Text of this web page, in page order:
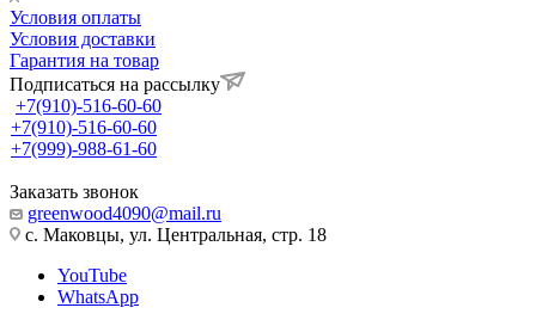
Условия оплаты
Условия доставки
Гарантия на товар
Подписаться на рассылку
+7(910)-516-60-60
+7(910)-516-60-60
+7(999)-988-61-60
Заказать звонок
greenwood4090@mail.ru
с. Маковцы, ул. Центральная, стр. 18
YouTube
WhatsApp